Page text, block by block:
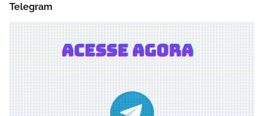
Telegram